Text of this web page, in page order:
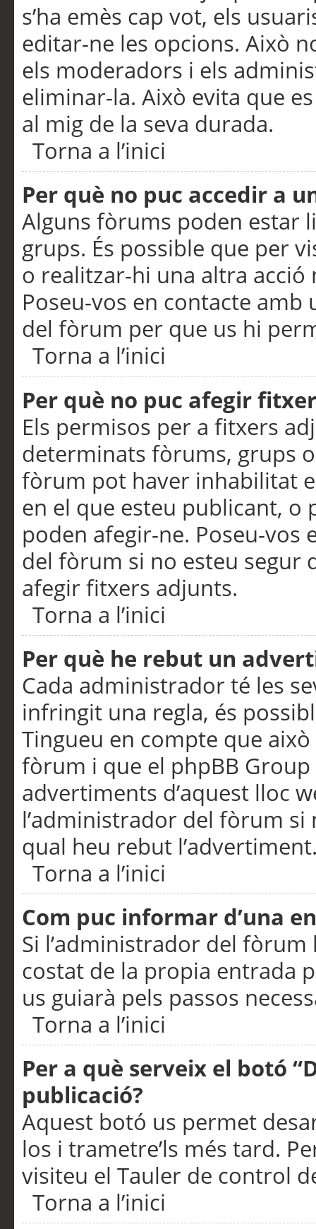
s’ha emès cap vot, els
editar-ne les opcions. Això
els moderadors i els
eliminar-la. Això evita que
al mig de la seva durada.
Torna a l’inici
Per què no puc accedir a
Alguns fòrums poden estar
grups. És possible que per
o realitzar-hi una altra acció
Poseu-vos en contacte
del fòrum per que us hi
Torna a l’inici
Per què no puc afegir
Els permisos per a fitxers
determinats fòrums, grups
fòrum pot haver inhabilitat
en el que esteu publicant,
poden afegir-ne. Poseu-vos
del fòrum si no esteu segur
afegir fitxers adjunts.
Torna a l’inici
Per què he rebut un
Cada administrador té les
infringit una regla, és
Tingueu en compte que
fòrum i que el phpBB
advertiments d’aquest lloc
l’administrador del fòrum
qual heu rebut
Torna a l’inici
Com puc informar d’una
Si l’administrador del
costat de la propia entrada
us guiarà pels passos
Torna a l’inici
Per a què serveix el botó
publicació?
Aquest botó us permet
los i trametre’ls més tard.
visiteu el Tauler de control
Torna a l’inici